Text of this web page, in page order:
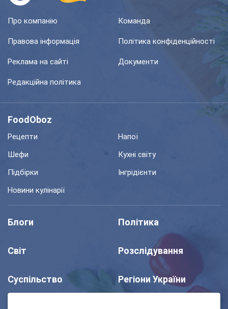
Про компанію Команда
Правова інформація Політика конфіденційності
Реклама на сайті Документи
Редакційна політика
FoodOboz
Рецепти
Напої
Шефи
Кухні світу
Підбірки
Інгрідієнти
Новини кулінарії
Блоги Політика
Світ Розслідування
Суспільство Регіони України